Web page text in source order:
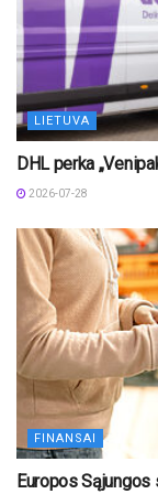
LIETUVA
DHL perka
2026-07-28
FINANSAI
Europos Sąjungos